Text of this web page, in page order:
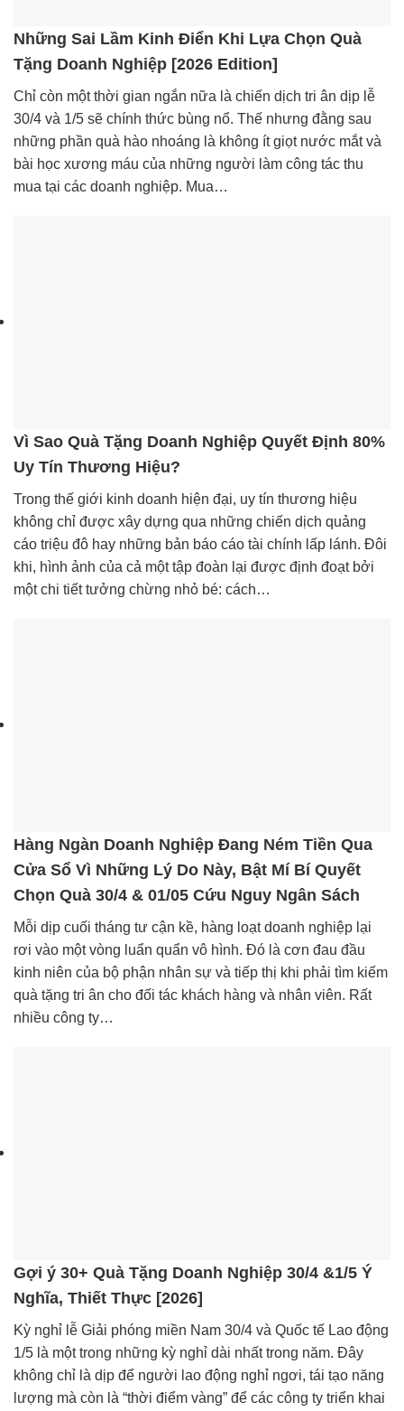
Những Sai Lầm Kinh Điển Khi Lựa Chọn Quà
Tặng Doanh Nghiệp [2026 Edition]
Chỉ còn một thời gian ngắn nữa là chiến dịch tri ân dịp lễ
30/4 và 1/5 sẽ chính thức bùng nổ. Thế nhưng đằng sau
những phần quà hào nhoáng là không ít giọt nước mắt và
bài học xương máu của những người làm công tác thu
mua tại các doanh nghiệp. Mua…
Vì Sao Quà Tặng Doanh Nghiệp Quyết Định 80%
Uy Tín Thương Hiệu?
Trong thế giới kinh doanh hiện đại, uy tín thương hiệu
không chỉ được xây dựng qua những chiến dịch quảng
cáo triệu đô hay những bản báo cáo tài chính lấp lánh. Đôi
khi, hình ảnh của cả một tập đoàn lại được định đoạt bởi
một chi tiết tưởng chừng nhỏ bé: cách…
Hàng Ngàn Doanh Nghiệp Đang Ném Tiền Qua
Cửa Sổ Vì Những Lý Do Này, Bật Mí Bí Quyết
Chọn Quà 30/4 & 01/05 Cứu Nguy Ngân Sách
Mỗi dịp cuối tháng tư cận kề, hàng loạt doanh nghiệp lại
rơi vào một vòng luẩn quẩn vô hình. Đó là cơn đau đầu
kinh niên của bộ phận nhân sự và tiếp thị khi phải tìm kiếm
quà tặng tri ân cho đối tác khách hàng và nhân viên. Rất
nhiều công ty…
Gợi ý 30+ Quà Tặng Doanh Nghiệp 30/4 &1/5 Ý
Nghĩa, Thiết Thực [2026]
Kỳ nghỉ lễ Giải phóng miền Nam 30/4 và Quốc tế Lao động
1/5 là một trong những kỳ nghỉ dài nhất trong năm. Đây
không chỉ là dịp để người lao động nghỉ ngơi, tái tạo năng
lượng mà còn là “thời điểm vàng” để các công ty triển khai